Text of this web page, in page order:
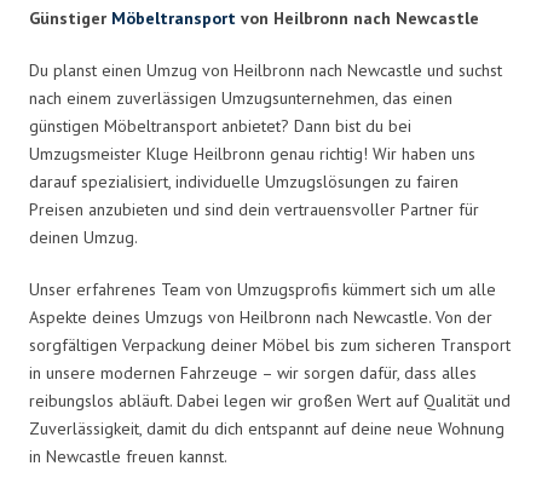
Günstiger Möbeltransport von Heilbronn nach Newcastle
Du planst einen Umzug von Heilbronn nach Newcastle und suchst
nach einem zuverlässigen Umzugsunternehmen, das einen
günstigen Möbeltransport anbietet? Dann bist du bei
Umzugsmeister Kluge Heilbronn genau richtig! Wir haben uns
darauf spezialisiert, individuelle Umzugslösungen zu fairen
Preisen anzubieten und sind dein vertrauensvoller Partner für
deinen Umzug.
Unser erfahrenes Team von Umzugsprofis kümmert sich um alle
Aspekte deines Umzugs von Heilbronn nach Newcastle. Von der
sorgfältigen Verpackung deiner Möbel bis zum sicheren Transport
in unsere modernen Fahrzeuge – wir sorgen dafür, dass alles
reibungslos abläuft. Dabei legen wir großen Wert auf Qualität und
Zuverlässigkeit, damit du dich entspannt auf deine neue Wohnung
in Newcastle freuen kannst.